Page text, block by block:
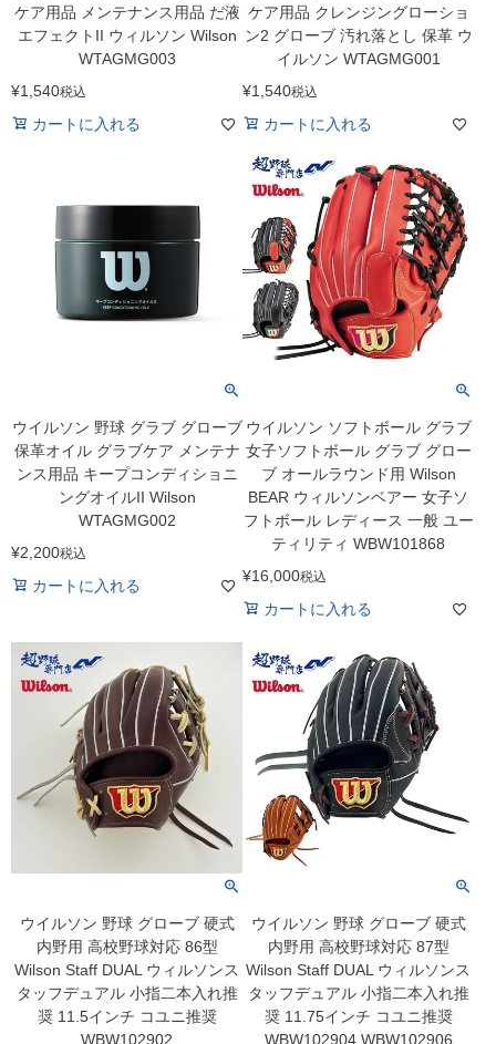
ケア用品 メンテナンス用品 だ液
エフェクトII ウィルソン Wilson
WTAGMG003
¥1,540税込
カートに入れる
ケア用品 クレンジングローショ
ン2 グローブ 汚れ落とし 保革 ウ
イルソン WTAGMG001
¥1,540税込
カートに入れる
ウイルソン 野球 グラブ グローブ
保革オイル グラブケア メンテナ
ンス用品 キープコンディショニ
ングオイルII Wilson
WTAGMG002
¥2,200税込
カートに入れる
ウイルソン ソフトボール グラブ
女子ソフトボール グラブ グロー
ブ オールラウンド用 Wilson
BEAR ウィルソンベアー 女子ソ
フトボール レディース 一般 ユー
ティリティ WBW101868
¥16,000税込
カートに入れる
ウイルソン 野球 グローブ 硬式
内野用 高校野球対応 86型
Wilson Staff DUAL ウィルソンス
タッフデュアル 小指二本入れ推
奨 11.5インチ コユニ推奨
WBW102902
ウイルソン 野球 グローブ 硬式
内野用 高校野球対応 87型
Wilson Staff DUAL ウィルソンス
タッフデュアル 小指二本入れ推
奨 11.75インチ コユニ推奨
WBW102904 WBW102906